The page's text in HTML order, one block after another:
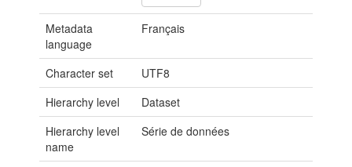
Metadata
language
Français
Character set
UTF8
Hierarchy level
Dataset
Hierarchy level
name
Série de données